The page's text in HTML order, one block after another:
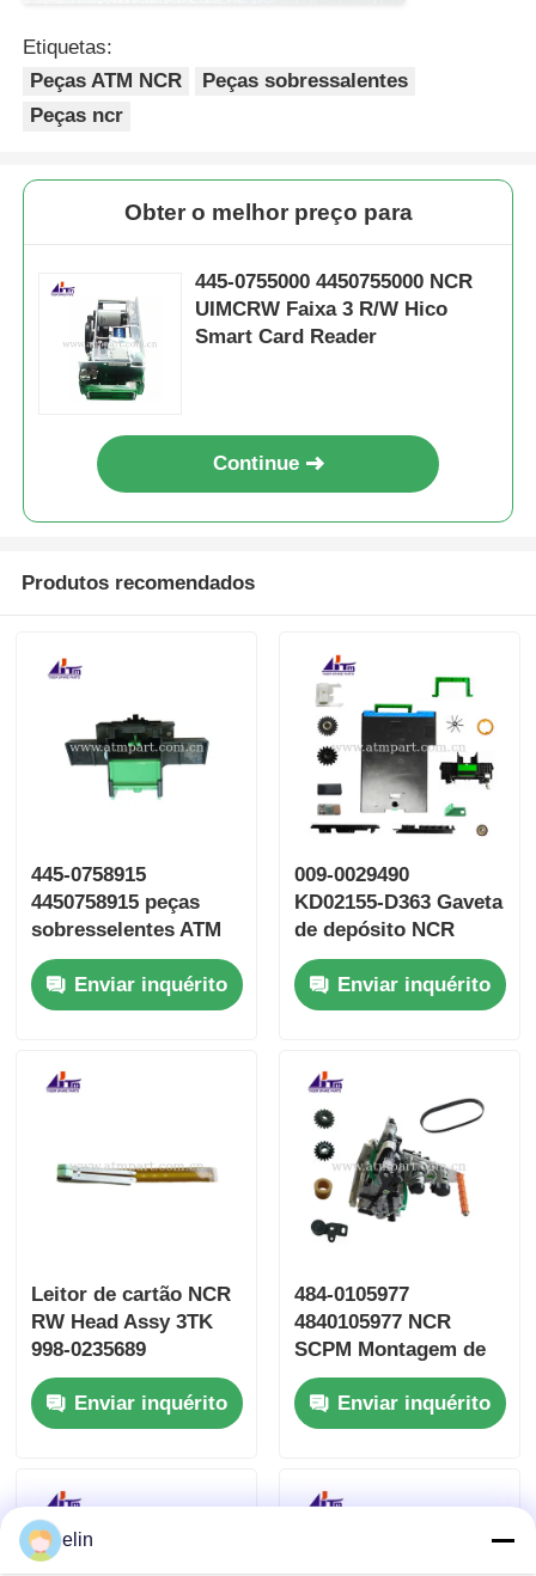
Etiquetas:
Peças ATM NCR
Peças sobressalentes
Peças ncr
Obter o melhor preço para
445-0755000 4450755000 NCR
UIMCRW Faixa 3 R/W Hico
Smart Card Reader
Continue
Produtos recomendados
445-0758915
4450758915 peças
sobresselentes ATM
da placa de impulso
do empurrador da
gaveta do NCR S2
Enviar inquérito
009-0029490
KD02155-D363 Gaveta
de depósito NCR
GBRU2 Fujitsu G610
G611 Enviar inquérito
Leitor de cartão NCR
RW Head Assy 3TK
998-0235689
9980235689
SBW237702
Enviar inquérito
484-0105977
4840105977 NCR
SCPM Montagem de
alimentação em
conjunto Partes ATM
Enviar inquérito
elin